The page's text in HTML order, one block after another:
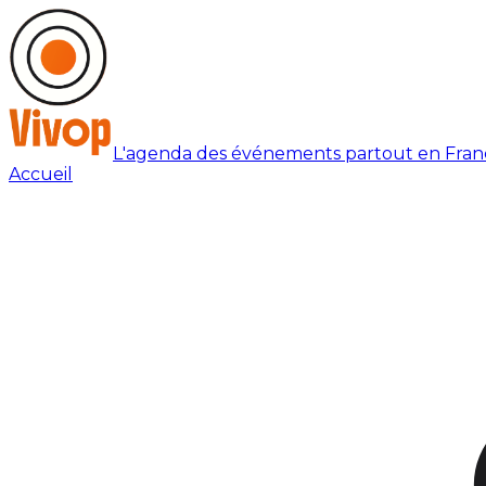
L'agenda des événements partout en
Accueil